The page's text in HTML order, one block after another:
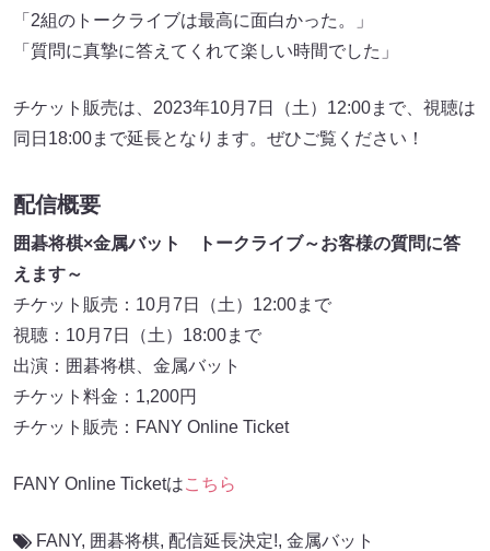
「2組のトークライブは最高に面白かった。」
「質問に真摯に答えてくれて楽しい時間でした」
チケット販売は、2023年10月7日（土）12:00まで、視聴は
同日18:00まで延長となります。ぜひご覧ください！
配信概要
囲碁将棋×金属バット トークライブ～お客様の質問に答
えます～
チケット販売：10月7日（土）12:00まで
視聴：10月7日（土）18:00まで
出演：囲碁将棋、金属バット
チケット料金：1,200円
チケット販売：FANY Online Ticket
FANY Online Ticketはこちら
FANY, 囲碁将棋, 配信延長決定!, 金属バット